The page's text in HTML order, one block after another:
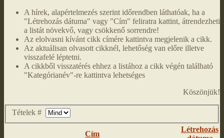
A hírek, alapértelmezés szerint időrendben láthatóak, ha a
"Létrehozás dátuma" vagy "Cím" feliratra kattint, átrendezheti
a listát növekvő, vagy csökkenő sorrendre!
Az elolvasni kívánt cikk címére kattintva megjelenik a cikk.
Az aktuálisan olvasott cikknél, lehetőség van előre illetve
visszafelé léptetni.
A cikkből visszatérés ehhez a listához a cikk végén található
"Kategórianév"-re kattintva lehetséges
Köszönjük!
Tételek #
Cím
Létrehozás